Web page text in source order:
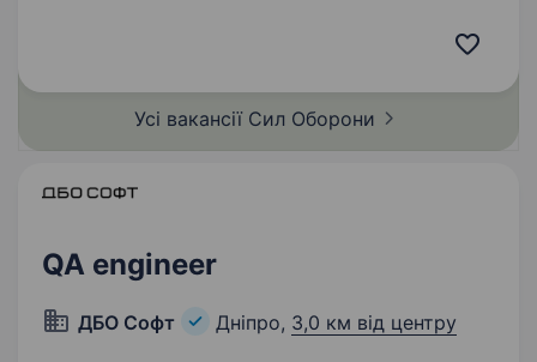
СБС ефективними…
Усі вакансії Сил Оборони
QA engineer
ДБО Софт Дніпро, 3,0 км від центру